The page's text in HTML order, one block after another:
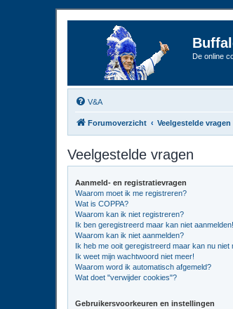
De online
V&A
Forumoverzicht Veelgestelde vragen
Veelgestelde vragen
Aanmeld- en registratievragen
Waarom moet ik me registreren?
Wat is COPPA?
Waarom kan ik niet registreren?
Ik ben geregistreerd maar kan niet aanmelden!
Waarom kan ik niet aanmelden?
Ik heb me ooit geregistreerd maar kan nu niet
Ik weet mijn wachtwoord niet meer!
Waarom word ik automatisch afgemeld?
Wat doet "verwijder cookies"?
Gebruikersvoorkeuren en instellingen